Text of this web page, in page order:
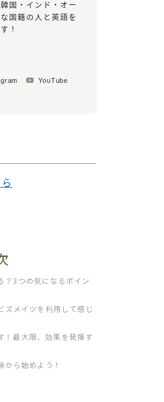
国・インド・オー
国籍の人と英語を
！
YouTube
？3つの気になるポイン
ズメイツを利用して感じ
！最大限、効果を発揮す
ら始めよう！